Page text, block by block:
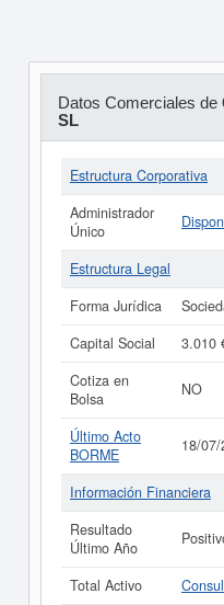
Datos Comerciales de
SL
Estructura Corporativa
Administrador
Único
Estructura Legal
Forma Jurídica
Capital Social
3.010
Cotiza en
Bolsa
NO
Último Acto
BORME
18/
Información Financiera
Resultado
Último Año
Total Activo